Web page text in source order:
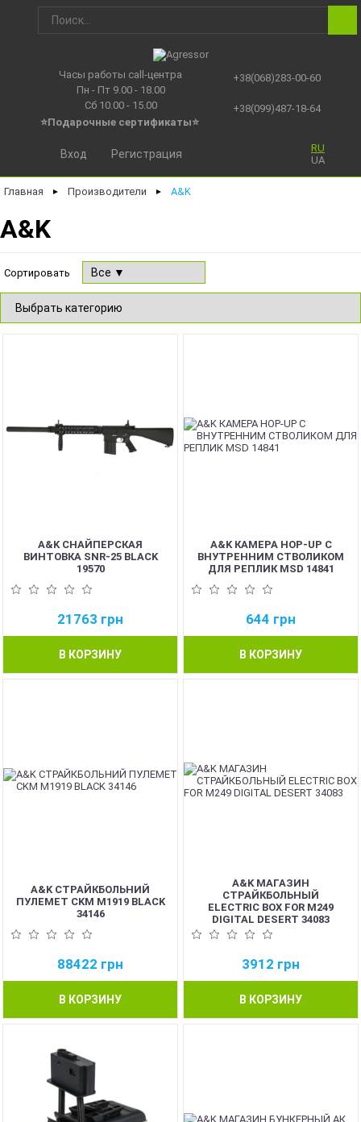
Часы работы call-центра
Пн - Пт 9.00 - 18.00
Сб 10.00 - 15.00
⭐Подарочные сертификаты⭐
+38(068)283-00-60
+38(099)487-18-64
RU
UA
Вход Регистрация
Главная ► Производители ► A&K
A&K
Сортировать
A&K СНАЙПЕРСКАЯ
ВИНТОВКА SNR-25 BLACK
19570
21763 грн
В КОРЗИНУ
A&K КАМЕРА HOP-UP С
ВНУТРЕННИМ СТВОЛИКОМ
ДЛЯ РЕПЛИК MSD 14841
644 грн
В КОРЗИНУ
A&K СТРАЙКБОЛЬНИЙ
ПУЛЕМЕТ CKM M1919 BLACK
34146
88422 грн
В КОРЗИНУ
A&K МАГАЗИН
СТРАЙКБОЛЬНЫЙ
ELECTRIC BOX FOR M249
DIGITAL DESERT 34083
3912 грн
В КОРЗИНУ